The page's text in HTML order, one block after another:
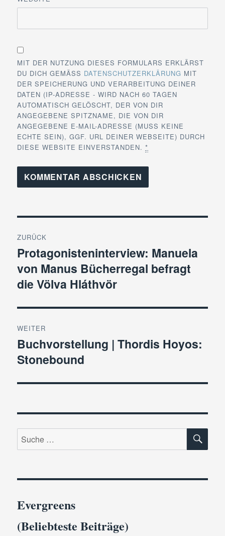
MIT DER NUTZUNG DIESES FORMULARS ERKLÄRST
DU DICH GEMÄSS DATENSCHUTZERKLÄRUNG MIT
DER SPEICHERUNG UND VERARBEITUNG DEINER
DATEN (IP-ADRESSE - WIRD NACH 60 TAGEN
AUTOMATISCH GELÖSCHT, DER VON DIR
ANGEGEBENE SPITZNAME, DIE VON DIR
ANGEGEBENE E-MAIL-ADRESSE (MUSS KEINE
ECHTE SEIN), GGF. URL DEINER WEBSEITE) DURCH
DIESE WEBSITE EINVERSTANDEN.*
ZURÜCK
Vorheriger
Beitrag:
Protagonisteninterview: Manuela
von Manus Bücherregal befragt
die Völva Hláthvör
WEITER
Nächster
Beitrag:
Buchvorstellung | Thordis Hoyos:
Stonebound
Suche
nach:
Evergreens
(Beliebteste Beiträge)